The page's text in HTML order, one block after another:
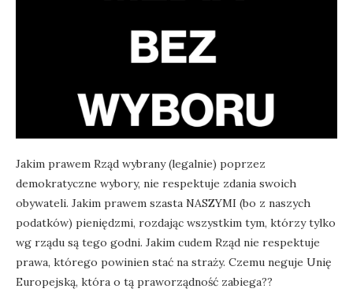
Jakim prawem Rząd wybrany (legalnie) poprzez
demokratyczne wybory, nie respektuje zdania swoich
obywateli. Jakim prawem szasta NASZYMI (bo z naszych
podatków) pieniędzmi, rozdając wszystkim tym, którzy tylko
wg rządu są tego godni. Jakim cudem Rząd nie respektuje
prawa, którego powinien stać na straży. Czemu neguje Unię
Europejską, która o tą praworządność zabiega??